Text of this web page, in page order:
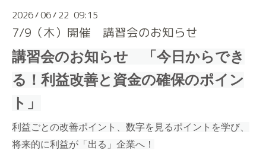
2026/06/ 22 09:15
7/9（木）開催 講習会のお知らせ
講習会のお知らせ 「今日からでき
る！利益改善と資金の確保のポイン
ト」
利益ごとの改善ポイント、数字を見るポイントを学び、
将来的に利益が「出る」企業へ！